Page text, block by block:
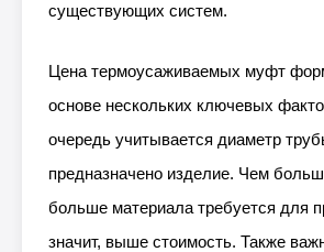
существующих систем.
Цена термоусаживаемых муфт
основе нескольких ключевых
очередь учитывается диаметр
предназначено изделие. Чем
больше материала требуется для
значит, выше стоимость. Также